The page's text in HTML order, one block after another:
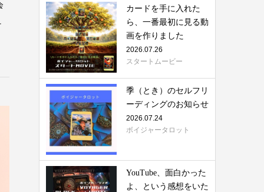
カードを手に入れた
ら、一番最初に見る動
画を作りました
2026.07.26
スタートムービー
季（とき）のセルフリ
ーディングのお知らせ
2026.07.24
ボイジャータロット
YouTube、面白かった
よ、という感想をいた